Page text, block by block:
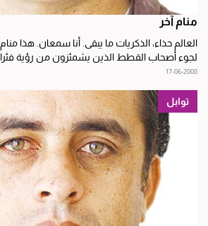
منام آخر
لجوء أصحاب القطط الذين يشمئزون من رؤية
17-06-2008
توابل